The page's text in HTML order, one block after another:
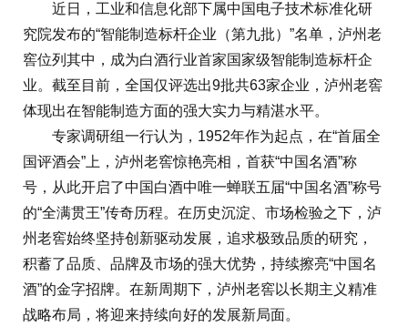
近日，工业和信息化部下属中国电子技术标准化研
究院发布的“智能制造标杆企业（第九批）”名单，泸州老
窖位列其中，成为白酒行业首家国家级智能制造标杆企
业。截至目前，全国仅评选出9批共63家企业，泸州老窖
体现出在智能制造方面的强大实力与精湛水平。
专家调研组一行认为，1952年作为起点，在“首届全
国评酒会”上，泸州老窖惊艳亮相，首获“中国名酒”称
号，从此开启了中国白酒中唯一蝉联五届“中国名酒”称号
的“全满贯王”传奇历程。在历史沉淀、市场检验之下，泸
州老窖始终坚持创新驱动发展，追求极致品质的研究，
积蓄了品质、品牌及市场的强大优势，持续擦亮“中国名
酒”的金字招牌。在新周期下，泸州老窖以长期主义精准
战略布局，将迎来持续向好的发展新局面。